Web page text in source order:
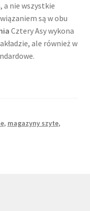
a nie wszystkie
są w obu
Cztery Asy wykona
ale również w
, magazyny szyte,